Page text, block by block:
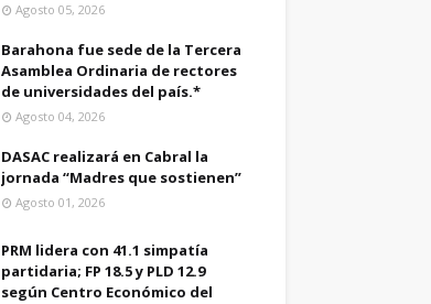
Agosto 05, 2026
Barahona fue sede de la Tercera
Asamblea Ordinaria de rectores
de universidades del país.*
Agosto 04, 2026
DASAC realizará en Cabral la
jornada “Madres que sostienen”
Agosto 01, 2026
PRM lidera con 41.1 simpatía
partidaria; FP 18.5 y PLD 12.9
según Centro Económico del